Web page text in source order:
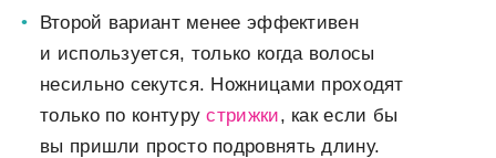
Второй вариант менее эффективен
и используется, только когда волосы
несильно секутся. Ножницами проходят
только по контурустрижки, как если бы
вы пришли просто подровнять длину.